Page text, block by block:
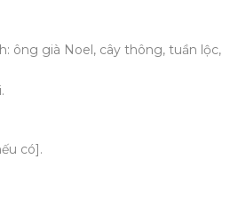
ông già Noel, cây thông, tuần lộc,
có].